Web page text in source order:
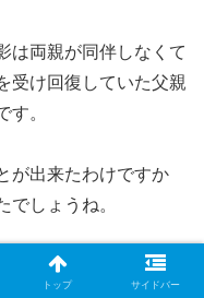
は両親が同伴しなくて
受け回復していた父親
す。
が出来たわけですか
でしょうね。
ますが心にゆとりを持
トップ サイドバー